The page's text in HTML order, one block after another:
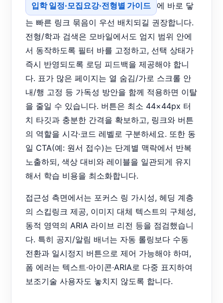
입학 일정·모집요강·전형별 가이드
에 바로 닿
는 빠른 링크 묶음이 우선 배치되길 권장합니다.
전형/학과 검색은 모바일에서도 엄지 범위 안에
서 동작하도록 필터 바를 고정하고, 선택 상태가
즉시 반영되도록 로딩 피드백을 제공해야 합니
다. 표가 많은 페이지는 열 숨김/가로 스크롤 안
내/행 고정 등 가독성 방안을 함께 적용하면 이탈
을 줄일 수 있습니다. 버튼은 최소 44×44px 터
치 타깃과 충분한 간격을 확보하고, 링크와 버튼
의 역할을 시각·코드 레벨로 구분하세요. 또한 동
일 CTA(예: 원서 접수)는 단계별 맥락에서 반복
노출하되, 색상 대비와 레이블을 일관되게 유지
해서 학습 비용을 최소화합니다.
접근성 측면에서는 포커스 링 가시성, 헤딩 계층
의 스킵링크 제공, 이미지 대체 텍스트의 구체성,
동적 영역의 ARIA 라이브 리전 등을 점검했습니
다. 특히 공지/알림 배너는 자동 롤링보다 수동
전환과 일시정지 버튼으로 제어 가능해야 하며,
폼 에러는 텍스트·아이콘·ARIA로 다중 표지하여
보조기술 사용자도 놓치지 않도록 합니다.